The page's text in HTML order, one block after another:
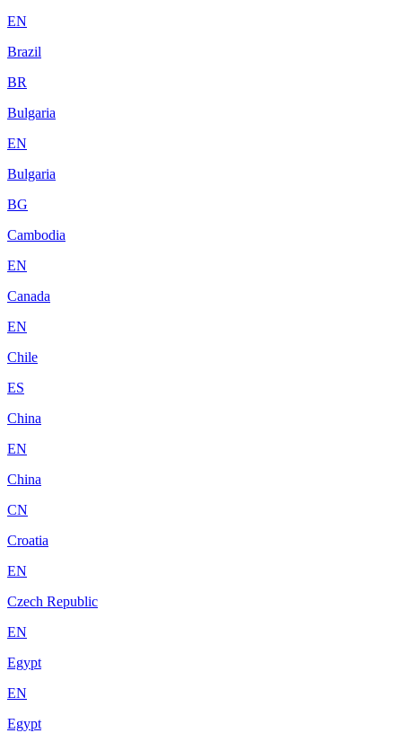
EN
Brazil
BR
Bulgaria
EN
Bulgaria
BG
Cambodia
EN
Canada
EN
Chile
ES
China
EN
China
CN
Croatia
EN
Czech Republic
EN
Egypt
EN
Egypt